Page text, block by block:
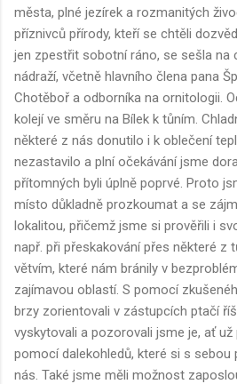
města, plné jezírek a rozmanitých
příznivců přírody, kteří se chtěli
jen zpestřit sobotní ráno, se sešla na
nádraží, včetně hlavního člena pana
Chotěboř a odborníka na ornitologii.
kolejí ve směru na Bílek k tůním.
některé z nás donutilo i k oblečení
nezastavilo a plní očekávání jsme
přítomných byli úplně poprvé. Proto
místo důkladně prozkoumat a se
lokalitou, přičemž jsme si prověřili i
např. při přeskakování přes některé z
větvím, které nám bránily v
zajímavou oblastí. S pomocí
brzy zorientovali v zástupcích ptačí
vyskytovali a pozorovali jsme je, ať
pomocí dalekohledů, které si s sebou
nás. Také jsme měli možnost